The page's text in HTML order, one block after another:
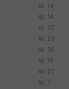
14
14
22
23
16
19
27
7